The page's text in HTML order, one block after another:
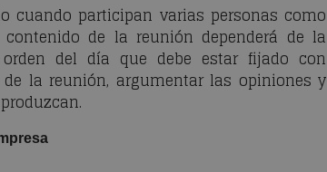
cuando participan varias personas como
de la reunión dependerá de la
del día que debe estar fijado con
la reunión, argumentar las opiniones y